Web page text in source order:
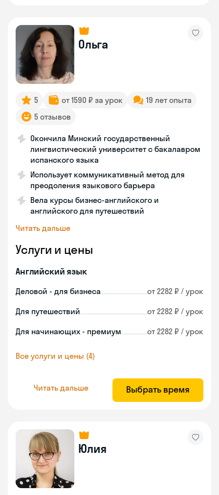
Ольга
5 от 1590 ₽ за урок
19 лет опыта
5 отзывов
Окончила Минский государственный
лингвистический университет с бакалавром
испанского языка
Использует коммуникативный метод для
преодоления языкового барьера
Вела курсы бизнес-английского и
английского для путешествий
Читать дальше
Услуги и цены
Английский язык
Деловой - для бизнеса от 2282 ₽ / урок
Для путешествий от 2282 ₽ / урок
Для начинающих - премиум от 2282 ₽ / урок
Все услуги и цены (4)
Читать дальше Выбрать время
Юлия